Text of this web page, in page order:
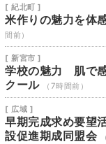
[ 紀北町 ]
米作りの魅力を体
間前）
[ 新宮市 ]
学校の魅力 肌で
クール
（7時間前）
[ 広域 ]
早期完成求め要望
設促進期成同盟会